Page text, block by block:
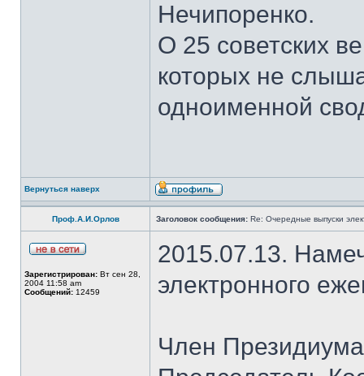
Нечипоренко.
О 25 советских
которых не
одноименной
Вернуться наверх
Проф.А.И.Орлов Заголовок сообщения: Re: Очередные выпуски
Зарегистрирован: Вт сен 28,
2004 11:58 am
Сообщений: 12459
2015.07.13.
электронного
Член